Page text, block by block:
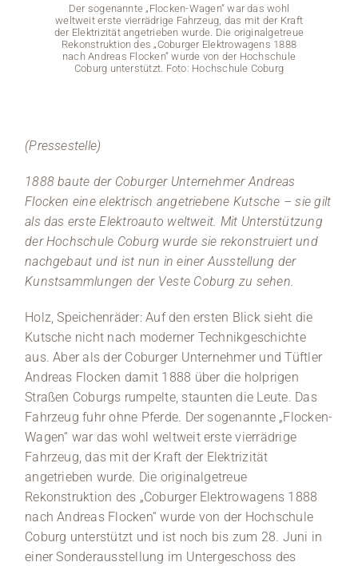
Der sogenannte „Flocken-Wagen“ war das wohl
weltweit erste vierrädrige Fahrzeug, das mit der Kraft
der Elektrizität angetrieben wurde. Die originalgetreue
Rekonstruktion des „Coburger Elektrowagens 1888
nach Andreas Flocken“ wurde von der Hochschule
Coburg unterstützt. Foto: Hochschule Coburg
(Pressestelle)
1888 baute der Coburger Unternehmer Andreas
Flocken eine elektrisch angetriebene Kutsche – sie gilt
als das erste Elektroauto weltweit. Mit Unterstützung
der Hochschule Coburg wurde sie rekonstruiert und
nachgebaut und ist nun in einer Ausstellung der
Kunstsammlungen der Veste Coburg zu sehen.
Holz, Speichenräder: Auf den ersten Blick sieht die
Kutsche nicht nach moderner Technikgeschichte
aus. Aber als der Coburger Unternehmer und Tüftler
Andreas Flocken damit 1888 über die holprigen
Straßen Coburgs rumpelte, staunten die Leute. Das
Fahrzeug fuhr ohne Pferde. Der sogenannte „Flocken-
Wagen“ war das wohl weltweit erste vierrädrige
Fahrzeug, das mit der Kraft der Elektrizität
angetrieben wurde. Die originalgetreue
Rekonstruktion des „Coburger Elektrowagens 1888
nach Andreas Flocken“ wurde von der Hochschule
Coburg unterstützt und ist noch bis zum 28. Juni in
einer Sonderausstellung im Untergeschoss des